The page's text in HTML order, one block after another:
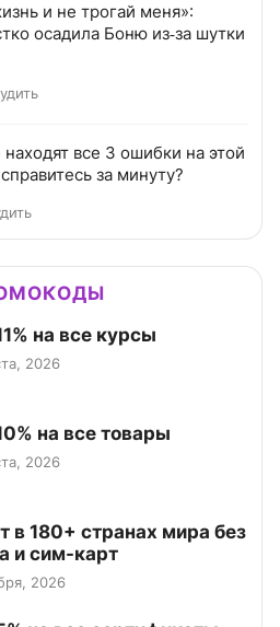
и не трогай меня»:
осадила Боню из‑за шутки
все 3 ошибки на этой
за минуту?
на все курсы
2026
на все товары
2026
в 180+ странах мира без
и сим-карт
2026